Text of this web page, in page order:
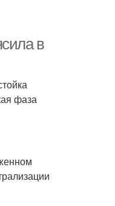
в
фаза